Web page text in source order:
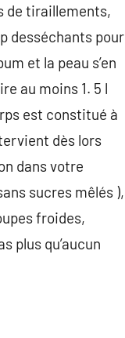
de tiraillements,
desséchants pour
et la peau s’en
au moins 1. 5 l
est constitué à
dès lors
dans votre
sucres mêlés ),
froides,
plus qu’aucun